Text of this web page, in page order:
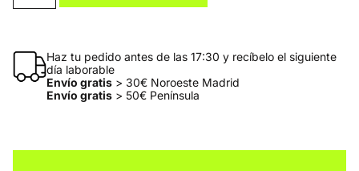
Haz tu pedido antes de las 17:30 y recíbelo el siguiente
día laborable
Envío gratis> 30€ Noroeste Madrid
Envío gratis> 50€ Península